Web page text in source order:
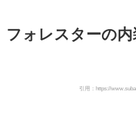
フォレスターの
引用：https://